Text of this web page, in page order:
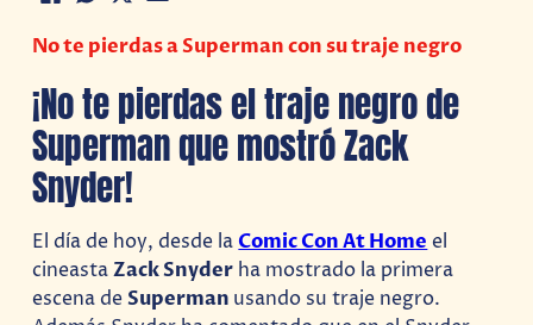
No te pierdas a Superman con su traje negro
¡No te pierdas el traje negro de
Superman que mostró Zack
Snyder!
El día de hoy, desde laComic Con At Home el
cineastaZack Snyder ha mostrado la primera
escena deSuperman usando su traje negro.